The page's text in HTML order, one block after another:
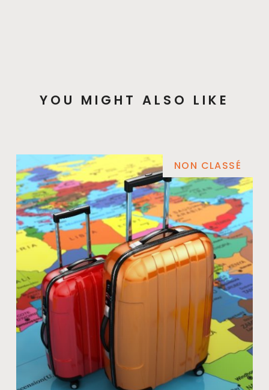
YOU MIGHT ALSO LIKE
NON CLASSÉ